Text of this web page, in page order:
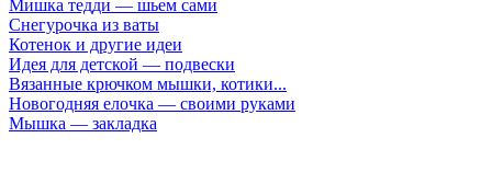
Мишка тедди — шьем сами
Снегурочка из ваты
Котенок и другие идеи
Идея для детской — подвески
Вязанные крючком мышки, котики...
Новогодняя елочка — своими руками
Мышка — закладка